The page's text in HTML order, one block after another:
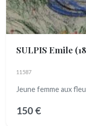
SULPIS Emile
11587
Jeune femme aux
150 €